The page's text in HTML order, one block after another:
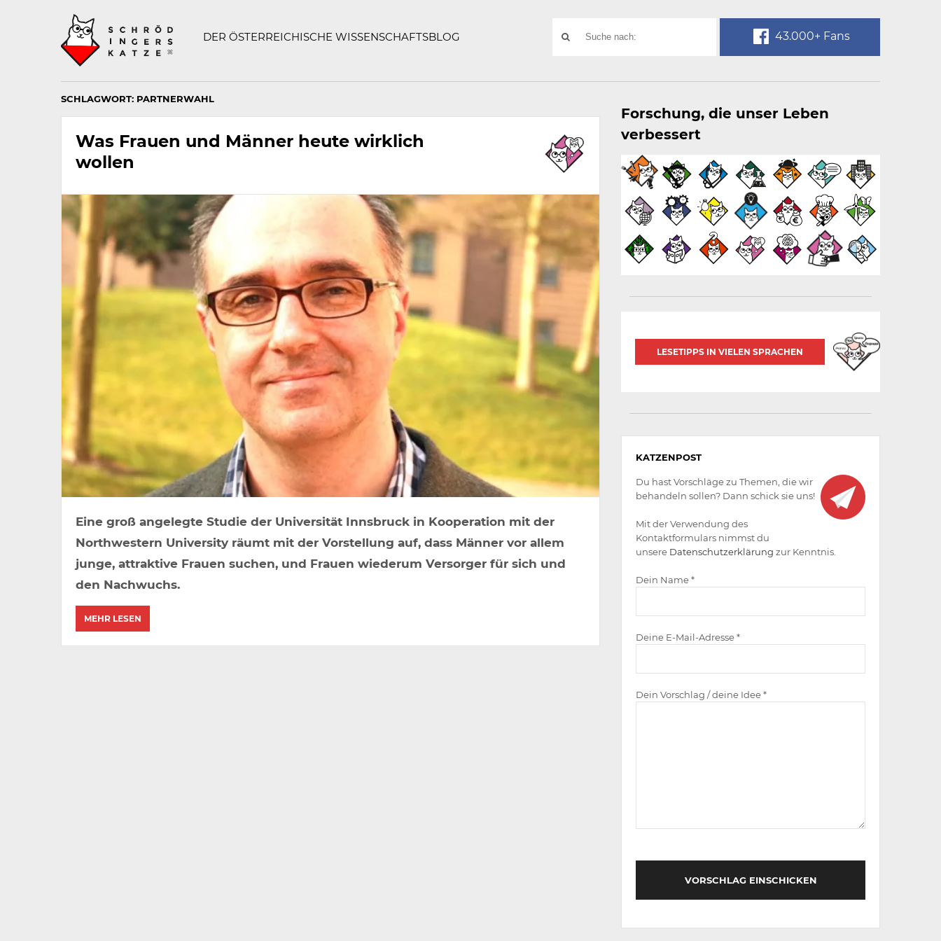
DER ÖSTERREICHISCHE WISSENSCHAFTSBLOG
SUCHE
43.000+ Fans
SCHLAGWORT: PARTNERWAHL
Was Frauen und Männer heute wirklich
wollen
Eine groß angelegte Studie der Universität Innsbruck in Kooperation mit der
Northwestern University räumt mit der Vorstellung auf, dass Männer vor allem
junge, attraktive Frauen suchen, und Frauen wiederum Versorger für sich und
den Nachwuchs.
MEHR LESEN
Forschung, die unser Leben
verbessert
LESETIPPS IN VIELEN SPRACHEN
werden
KATZENPOST
Du hast Vorschläge zu Themen, die wir
behandeln sollen? Dann schick sie uns!
Mit der Verwendung des
Kontaktformulars nimmst du
unsere Datenschutzerklärung zur Kenntnis.
Dein Name *
Deine E-Mail-Adresse *
Dein Vorschlag / deine Idee *